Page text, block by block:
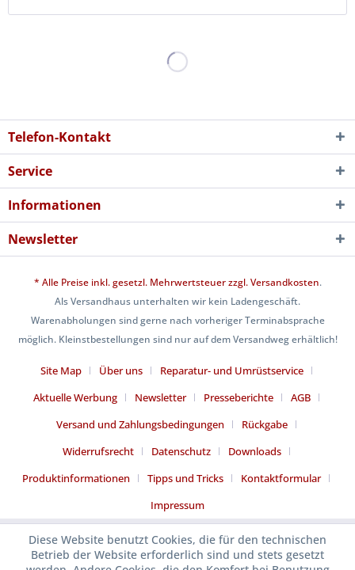
Telefon-Kontakt
Service
Informationen
Newsletter
* Alle Preise inkl. gesetzl. Mehrwertsteuer zzgl.Versandkosten.
Als Versandhaus unterhalten wir kein Ladengeschäft.
Warenabholungen sind gerne nach vorheriger Terminabsprache
möglich. Kleinstbestellungen sind nur auf dem Versandweg erhältlich!
Site Map Über uns
Reparatur- und Umrüstservice
Aktuelle Werbung
Newsletter Presseberichte
AGB
Versand und Zahlungsbedingungen
Rückgabe
Widerrufsrecht
Datenschutz
Downloads
Produktinformationen
Tipps und Tricks
Kontaktformular
Impressum
Diese Website benutzt Cookies, die für den technischen
Betrieb der Website erforderlich sind und stets gesetzt